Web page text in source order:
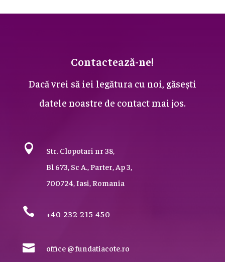
Contactează-ne!
Dacă vrei să iei legătura cu noi, găsești
datele noastre de contact mai jos.

Str. Clopotari nr 38,
Bl 673, Sc A., Parter, Ap 3,
700724, Iasi, Romania
 +40 232 215 450
 office @ fundatiacote.ro